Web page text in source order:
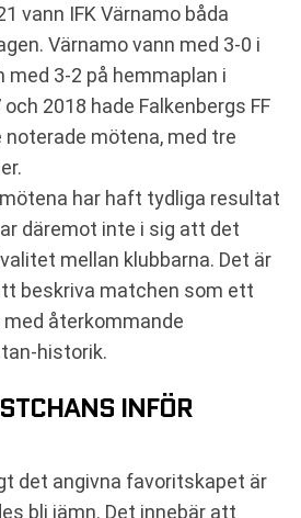
vann IFK Värnamo båda
Värnamo vann med 3-0 i
med 3-2 på hemmaplan i
2018 hade Falkenbergs FF
mötena, med tre
har haft tydliga resultat
däremot inte i sig att det
mellan klubbarna. Det är
beskriva matchen som ett
återkommande
historik.
INFÖR
det angivna favoritskapet är
bli jämn. Det innebär att